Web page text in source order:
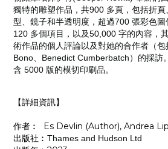
獨特的雕塑作品，共900 多頁，包括折
型、鏡子和半透明度，超過700 張彩色
120 多個項目，以及50,000 字的內容，
術作品的個人評論以及對她的合作者（包
Bono、Benedict Cumberbatch）的採訪
含 5000 版的模切印刷品。
【詳細資訊】
作者︰ Es Devlin (Author), Andrea
出版社︰ Thames and Hudson Ltd